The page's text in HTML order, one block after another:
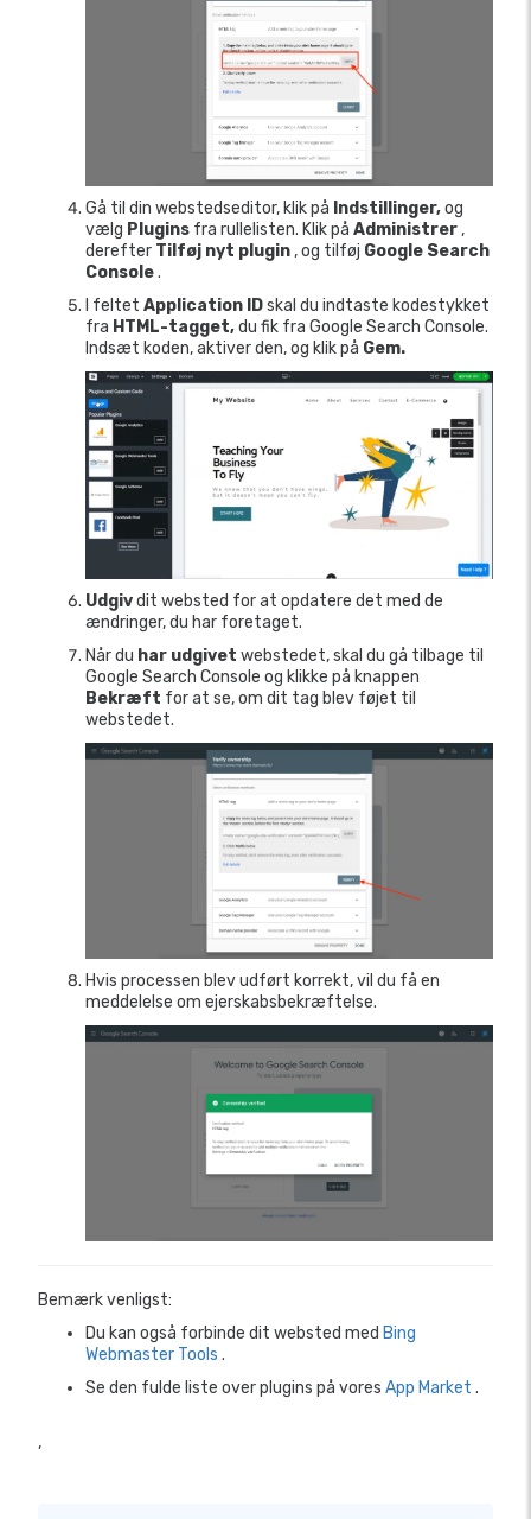
Gå til din webstedseditor, klik på Indstillinger,og
vælg Plugins fra rullelisten. Klik på Administrer ,
derefter Tilføj nyt plugin , og tilføj Google Search
Console.
I feltet Application IDskal du indtaste kodestykket
fra HTML-tagget,du fik fra Google Search Console.
Indsæt koden, aktiver den, og klik på Gem.
Udgivdit websted for at opdatere det med de
ændringer, du har foretaget.
Når du har udgivet webstedet, skal du gå tilbage til
Google Search Console og klikke på knappen
Bekræft for at se, om dit tag blev føjet til
webstedet.
Hvis processen blev udført korrekt, vil du få en
meddelelse om ejerskabsbekræftelse.
Bemærk venligst:
Du kan også forbinde dit websted med Bing
Webmaster Tools .
Se den fulde liste over plugins på vores App Market .
,